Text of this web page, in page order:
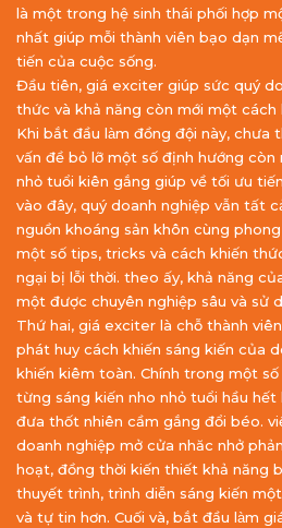
là một trong hệ sinh thái phối hợp
nhất giúp mỗi thành viên bạo dạn
tiến của cuộc sống.
Đầu tiên, giá exciter giúp sức quý
thức và khả năng còn mới một cách
Khi bắt đầu làm đồng đội này, chưa
vấn đề bỏ lỡ một số định hướng
nhỏ tuổi kiên gắng giúp về tối ưu
vào đây, quý doanh nghiệp vẫn tất
nguồn khoáng sản khôn cùng
một số tips, tricks và cách khiến
ngại bị lỗi thời. theo ấy, khả năng
một được chuyên nghiệp sâu và sử
Thứ hai, giá exciter là chỗ thành
phát huy cách khiến sáng kiến của
khiến kiêm toàn. Chính trong một
từng sáng kiến nho nhỏ tuổi hầu
đưa thốt nhiên cầm gắng đổi béo.
doanh nghiệp mở cửa nhăc nhở
hoạt, đồng thời kiến thiết khả năng
thuyết trình, trình diễn sáng kiến
và tự tin hơn. Cuối và, bắt đầu làm